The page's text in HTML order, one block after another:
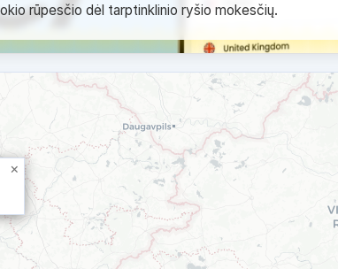
rūpesčio dėl tarptinklinio ryšio mokesčių.
×